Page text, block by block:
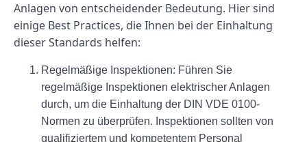
Anlagen von entscheidender Bedeutung. Hier sind
einige Best Practices, die Ihnen bei der Einhaltung
dieser Standards helfen:
Regelmäßige Inspektionen: Führen Sie
regelmäßige Inspektionen elektrischer Anlagen
durch, um die Einhaltung der DIN VDE 0100-
Normen zu überprüfen. Inspektionen sollten von
qualifiziertem und kompetentem Personal